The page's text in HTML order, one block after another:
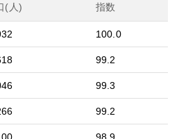
(人) 指数
100.0
99.2
99.3
99.2